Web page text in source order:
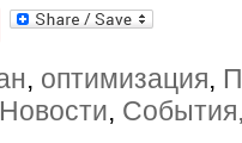
Gmail
, оптимизация,
Новости,